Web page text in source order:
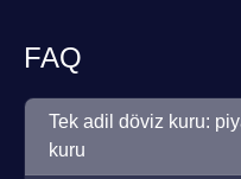
FAQ
Tek adil döviz kuru:
kuru